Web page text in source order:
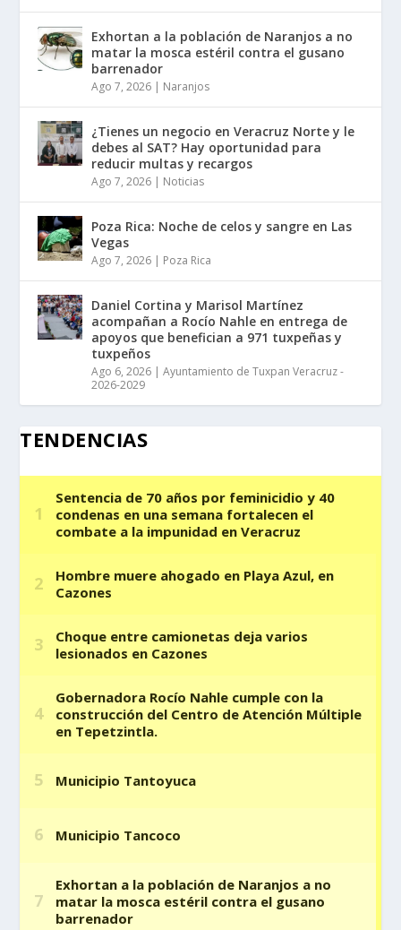
Exhortan a la población de Naranjos a no
matar la mosca estéril contra el gusano
barrenador
Ago 7, 2026 | Naranjos
¿Tienes un negocio en Veracruz Norte y le
debes al SAT? Hay oportunidad para
reducir multas y recargos
Ago 7, 2026 | Noticias
Poza Rica: Noche de celos y sangre en Las
Vegas
Ago 7, 2026 | Poza Rica
Daniel Cortina y Marisol Martínez
acompañan a Rocío Nahle en entrega de
apoyos que benefician a 971 tuxpeñas y
tuxpeños
Ago 6, 2026 |Ayuntamiento de Tuxpan Veracruz -
2026-2029
TENDENCIAS